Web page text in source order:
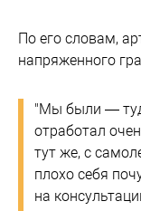
По его словам,
напряженного
"Мы были —
отработал
тут же, с
плохо себя
на